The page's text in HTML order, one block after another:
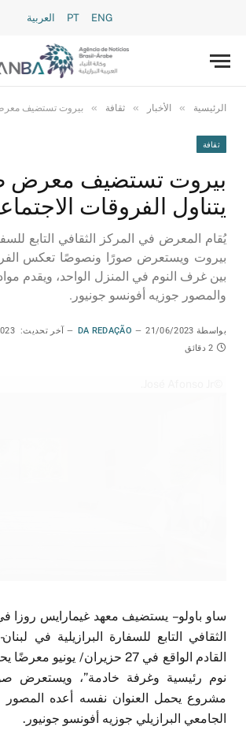
PT ENG العربية
الرئيسية » الأخبار » ثقافة » بيروت تستضيف معرض صور
ثقافة
بيروت تستضيف معرض
يتناول الفروقات
يُقام المعرض في المركز الثقافي التابع
بيروت ويستعرض صورًا ونصوصًا تعكس
بين غرف النوم في المنزل الواحد، ويقدم
والمصور جوزيه أفونسو جونيور.
بواسطة DA REDAÇÃO 21/06/2023 آخر تحديث:
2 دقائق
ساو باولو – يستضيف معهد غيمارايس روزا
الثقافي التابع للسفارة البرازيلية في
القادم الواقع في 27 حزيران/
نوم رئيسية وغرفة خادمة”، ويستعرض
مشروع يحمل العنوان نفسه أعده المصور
الجامعي البرازيلي جوزيه أفونسو جونيور.